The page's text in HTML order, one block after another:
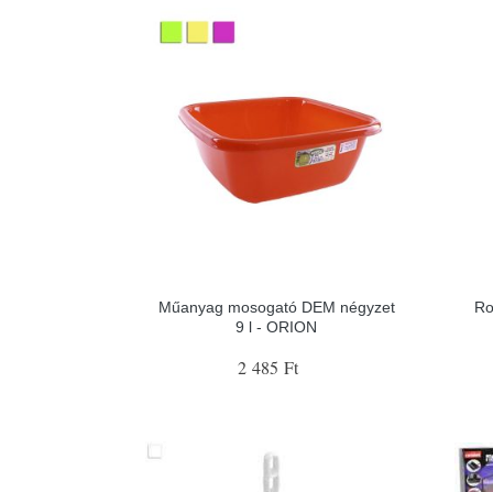
Műanyag mosogató DEM négyzet
9 l - ORION
2 485 Ft